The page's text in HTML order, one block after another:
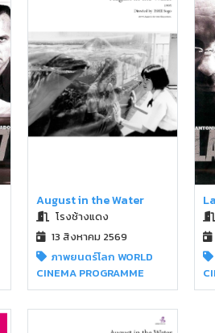
August in the Water
โรงช้างแดง
13 สิงหาคม 2569
ภาพยนตร์โลก WORLD
CINEMA PROGRAMME